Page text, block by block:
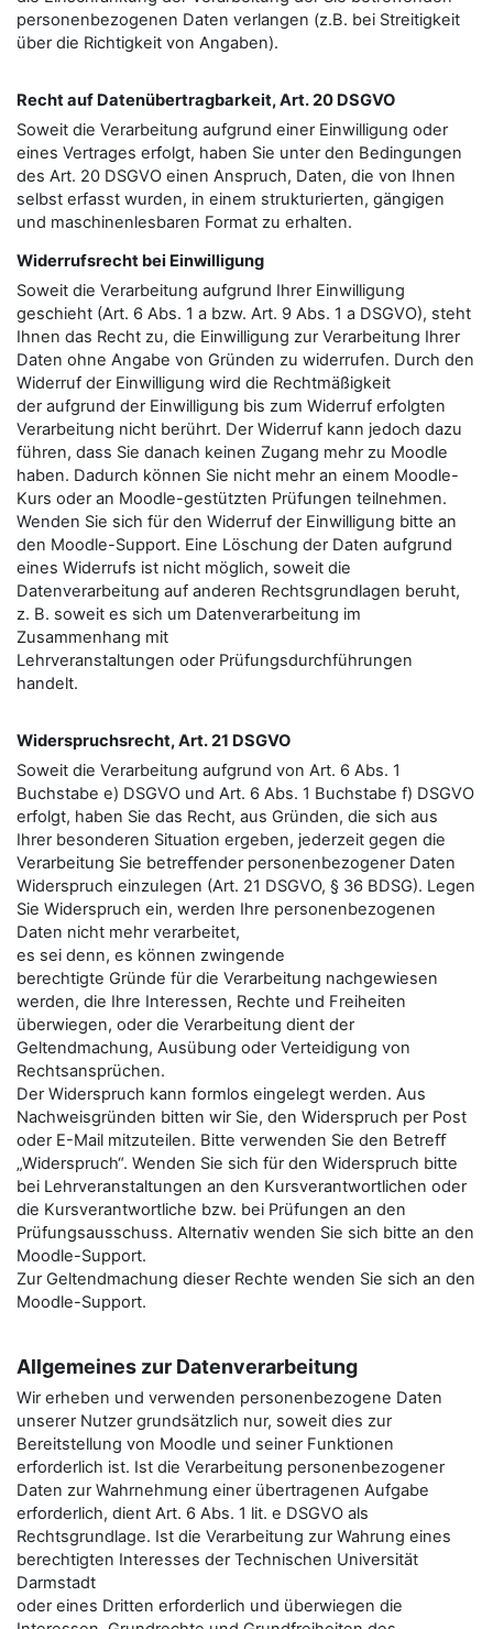
personenbezogenen Daten verlangen (z.B. bei Streitigkeit
über die Richtigkeit von Angaben).
Recht auf Datenübertragbarkeit, Art. 20 DSGVO
Soweit die Verarbeitung aufgrund einer Einwilligung oder
eines Vertrages erfolgt, haben Sie unter den Bedingungen
des Art. 20 DSGVO einen Anspruch, Daten, die von Ihnen
selbst erfasst wurden, in einem strukturierten, gängigen
und maschinenlesbaren Format zu erhalten.
Widerrufsrecht bei Einwilligung
Soweit die Verarbeitung aufgrund Ihrer Einwilligung
geschieht (Art. 6 Abs. 1 a bzw. Art. 9 Abs. 1 a DSGVO), steht
Ihnen das Recht zu, die Einwilligung zur Verarbeitung Ihrer
Daten ohne Angabe von Gründen zu widerrufen. Durch den
Widerruf der Einwilligung wird die Rechtmäßigkeit
der aufgrund der Einwilligung bis zum Widerruf erfolgten
Verarbeitung nicht berührt. Der Widerruf kann jedoch dazu
führen, dass Sie danach keinen Zugang mehr zu Moodle
haben. Dadurch können Sie nicht mehr an einem Moodle-
Kurs oder an Moodle-gestützten Prüfungen teilnehmen.
Wenden Sie sich für den Widerruf der Einwilligung bitte an
den Moodle-Support. Eine Löschung der Daten aufgrund
eines Widerrufs ist nicht möglich, soweit die
Datenverarbeitung auf anderen Rechtsgrundlagen beruht,
z. B. soweit es sich um Datenverarbeitung im
Zusammenhang mit
Lehrveranstaltungen oder Prüfungsdurchführungen
handelt.
Widerspruchsrecht, Art. 21 DSGVO
Soweit die Verarbeitung aufgrund von Art. 6 Abs. 1
Buchstabe e) DSGVO und Art. 6 Abs. 1 Buchstabe f) DSGVO
erfolgt, haben Sie das Recht, aus Gründen, die sich aus
Ihrer besonderen Situation ergeben, jederzeit gegen die
Verarbeitung Sie betreﬀender personenbezogener Daten
Widerspruch einzulegen (Art. 21 DSGVO, § 36 BDSG). Legen
Sie Widerspruch ein, werden Ihre personenbezogenen
Daten nicht mehr verarbeitet,
es sei denn, es können zwingende
berechtigte Gründe für die Verarbeitung nachgewiesen
werden, die Ihre Interessen, Rechte und Freiheiten
überwiegen, oder die Verarbeitung dient der
Geltendmachung, Ausübung oder Verteidigung von
Rechtsansprüchen.
Der Widerspruch kann formlos eingelegt werden. Aus
Nachweisgründen bitten wir Sie, den Widerspruch per Post
oder E-Mail mitzuteilen. Bitte verwenden Sie den Betreﬀ
„Widerspruch“. Wenden Sie sich für den Widerspruch bitte
bei Lehrveranstaltungen an den Kursverantwortlichen oder
die Kursverantwortliche bzw. bei Prüfungen an den
Prüfungsausschuss. Alternativ wenden Sie sich bitte an den
Moodle-Support.
Zur Geltendmachung dieser Rechte wenden Sie sich an den
Moodle-Support.
Allgemeines zur Datenverarbeitung
Wir erheben und verwenden personenbezogene Daten
unserer Nutzer grundsätzlich nur, soweit dies zur
Bereitstellung von Moodle und seiner Funktionen
erforderlich ist. Ist die Verarbeitung personenbezogener
Daten zur Wahrnehmung einer übertragenen Aufgabe
erforderlich, dient Art. 6 Abs. 1 lit. e DSGVO als
Rechtsgrundlage. Ist die Verarbeitung zur Wahrung eines
berechtigten Interesses der Technischen Universität
Darmstadt
oder eines Dritten erforderlich und überwiegen die